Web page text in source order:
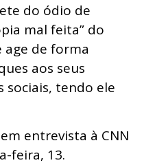
do ódio de
mal feita” do
de forma
aos seus
sociais, tendo ele
entrevista à CNN
feira, 13.